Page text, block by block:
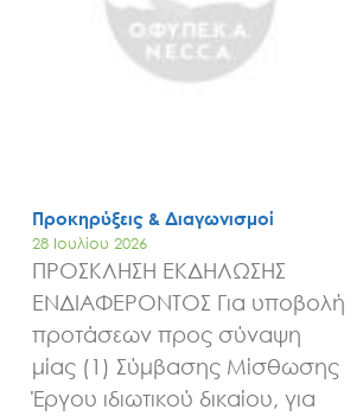
Προκηρύξεις & Διαγωνισμοί
28 Ιουλίου 2026
ΠΡΟΣΚΛΗΣΗ ΕΚΔΗΛΩΣΗΣ
ΕΝΔΙΑΦΕΡΟΝΤΟΣ Για υποβολή
προτάσεων προς σύναψη
μίας (1) Σύμβασης Μίσθωσης
Έργου ιδιωτικού δικαίου, για